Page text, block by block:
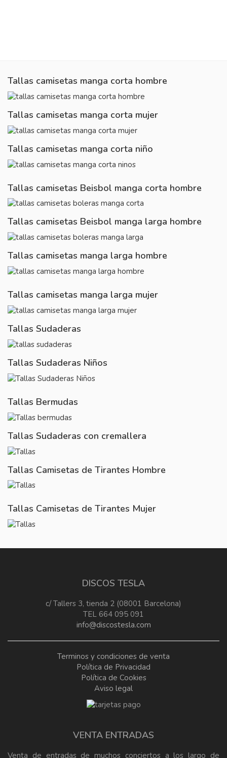
Tallas camisetas manga corta hombre
Tallas camisetas manga corta mujer
Tallas camisetas manga corta niño
Tallas camisetas Beisbol manga corta hombre
Tallas camisetas Beisbol manga larga hombre
Tallas camisetas manga larga hombre
Tallas camisetas manga larga mujer
Tallas Sudaderas
Tallas Sudaderas Niños
Tallas Bermudas
Tallas Sudaderas con cremallera
Tallas Camisetas de Tirantes Hombre
Tallas Camisetas de Tirantes Mujer
DISCOS TESLA
c/ Tallers 3, tienda 2 (08001 Barcelona)
TEL 664 095 091
info@discostesla.com
Terminos y condiciones de venta
Política de Privacidad
Política de Cookies
Aviso legal
VENTA ENTRADAS
Venta de entradas de muchos conciertos a los largo de